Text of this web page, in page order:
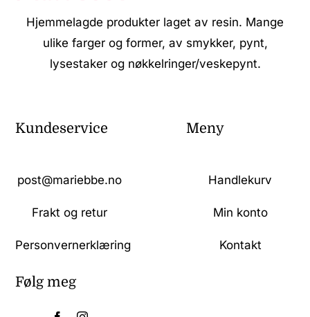
Hjemmelagde produkter laget av resin. Mange
ulike farger og former, av smykker, pynt,
lysestaker og nøkkelringer/veskepynt.
Kundeservice
post@mariebbe.no
Frakt og retur
Personvernerklæring
Meny
Handlekurv
Min konto
Kontakt
Følg meg